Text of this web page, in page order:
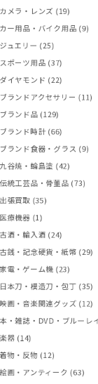
カメラ・レンズ (19)
カー用品・バイク用品 (9)
ジュエリー (25)
スポーツ用品 (37)
ダイヤモンド (22)
ブランドアクセサリー (11)
ブランド品 (129)
ブランド時計 (66)
ブランド食器・グラス (9)
九谷焼・輪島塗 (42)
伝統工芸品・骨董品 (73)
出張買取 (35)
医療機器 (1)
古酒・輸入酒 (24)
古銭・記念硬貨・紙幣 (29)
家電・ゲーム機 (23)
日本刀・模造刀・包丁 (35)
映画・音楽関連グッズ (12)
本・雑誌・DVD・ブルーレ
楽器 (14)
着物・反物 (12)
絵画・アンティーク (63)